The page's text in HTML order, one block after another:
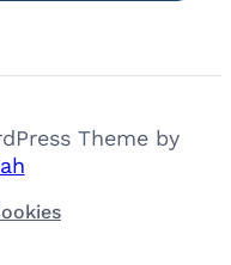
Theme by